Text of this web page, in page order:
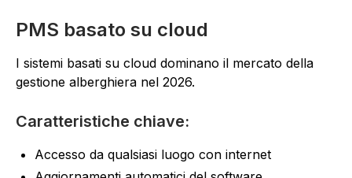
PMS basato su cloud
I sistemi basati su cloud dominano il mercato della
gestione alberghiera nel 2026.
Caratteristiche chiave:
Accesso da qualsiasi luogo con internet